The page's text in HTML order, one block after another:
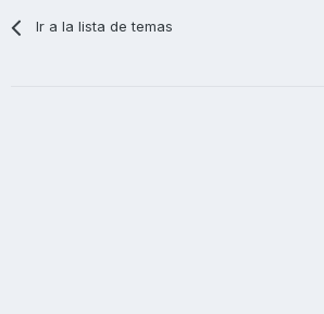
Ir a la lista de temas